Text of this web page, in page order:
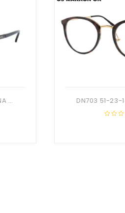
DN728 56-17-137 DONNA OPTIC + Etui